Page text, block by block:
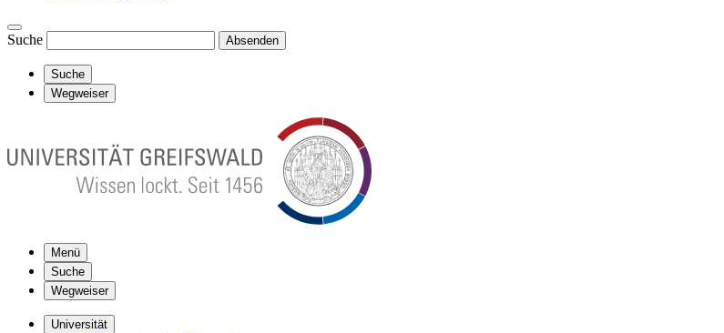
Suche Absenden
Suche
Wegweiser
Menü
Suche
Wegweiser
Universität